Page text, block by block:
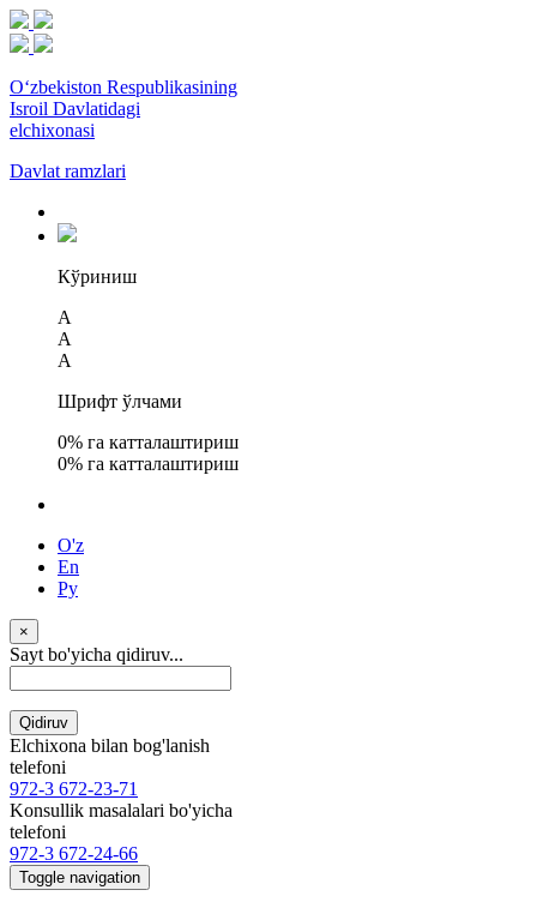
O‘zbekiston Respublikasining
Isroil Davlatidagi
elchixonasi
Davlat ramzlari
Кўриниш
A
A
A
Шрифт ўлчами
0% га катталаштириш
0% га катталаштириш
O'z
En
Ру
×
Sayt bo'yicha qidiruv...
Qidiruv
Elchixona bilan bog'lanish
telefoni
972-3 672-23-71
Konsullik masalalari bo'yicha
telefoni
972-3 672-24-66
Toggle navigation